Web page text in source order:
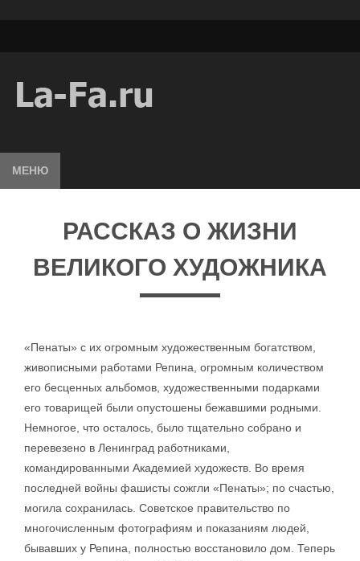
МЕНЮ
РАССКАЗ О ЖИЗНИ
ВЕЛИКОГО ХУДОЖНИКА
«Пенаты» с их огромным художественным богатством,
живописными работами Репина, огромным количеством
его бесценных альбомов, художественными подарками
его товарищей были опустошены бежавшими родными.
Немногое, что осталось, было тщательно собрано и
перевезено в Ленинград работниками,
командированными Академией художеств. Во время
последней войны фашисты сожгли «Пенаты»; по счастью,
могила сохранилась. Советское правительство по
многочисленным фотографиям и показаниям людей,
бывавших у Репина, полностью восстановило дом. Теперь